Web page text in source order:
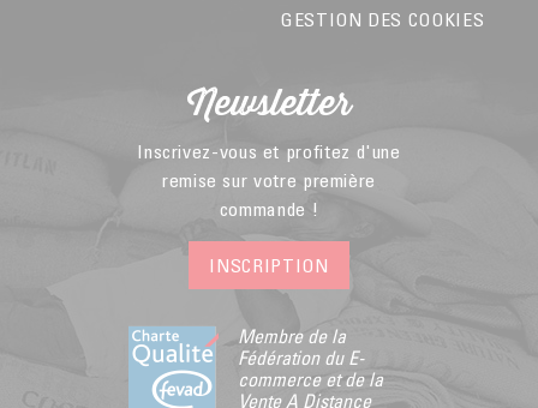
GESTION DES COOKIES
Newsletter
Inscrivez-vous et profitez d'une
remise sur votre première
commande !
INSCRIPTION
Membre de la
Fédération du E-
commerce et de la
Vente A Distance